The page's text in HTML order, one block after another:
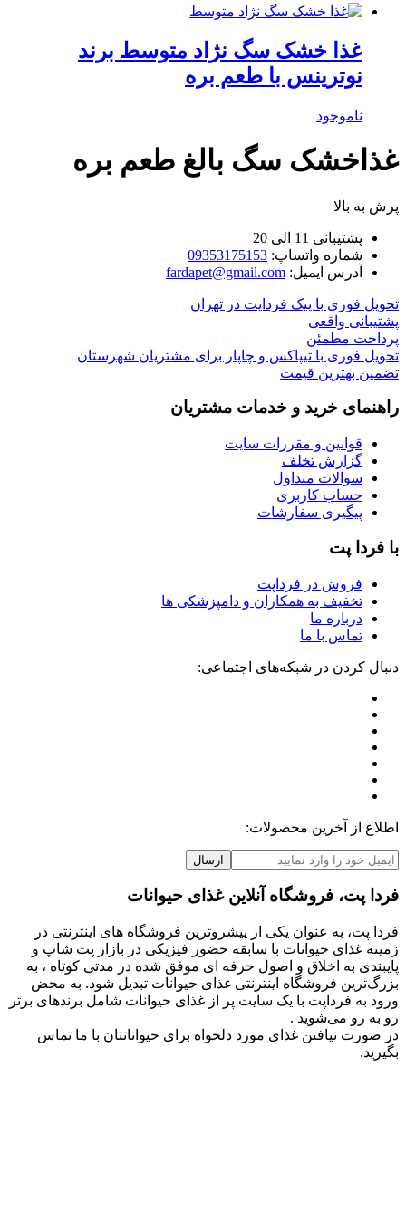
غذا خشک سگ نژاد متوسط برند
نوترینس با طعم بره
ناموجود
غذاخشک سگ بالغ طعم بره
پرش به بالا
پشتیبانی 11 الی 20
شماره واتساپ: 09353175153
آدرس ایمیل: fardapet@gmail.com
تحویل فوری با پیک فرداپت در تهران
پشتیبانی واقعی
پرداخت مطمئن
تحویل فوری با تیپاکس و چاپار برای مشتریان شهرستان
تضمین بهترین قیمت
راهنمای خرید و خدمات مشتریان
قوانین و مقررات سایت
گزارش تخلف
سوالات متداول
حساب کاربری
پیگیری سفارشات
با فردا پت
فروش در فرداپت
تخفیف به همکاران و دامپزشکی ها
درباره ما
تماس با ما
دنبال کردن در شبکه‌های اجتماعی:
اطلاع از آخرین محصولات:
ارسال
فردا پت، فروشگاه آنلاین غذای حیوانات
فردا پت، به عنوان یکی از پیشروترین فروشگاه های اینترنتی در
زمینه غذای حیوانات با سابقه حضور فیزیکی در بازار پت شاپ و
پایبندی به اخلاق و اصول حرفه ای موفق شده در مدتی کوتاه ، به
بزرگ‌ترین فروشگاه اینترنتی غذای حیوانات تبدیل شود. به محض
ورود به فرداپت با یک سایت پر از غذای حیوانات شامل برندهای برتر
رو به رو می‌شوید .
در صورت نیافتن غذای مورد دلخواه برای حیواناتتان با ما تماس
بگیرید.